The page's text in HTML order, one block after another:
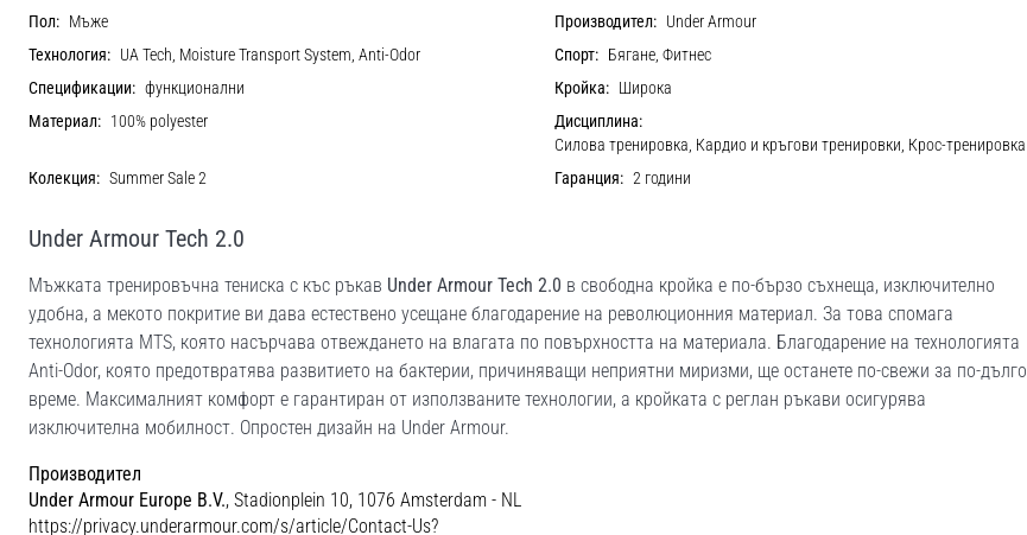
Пол: Мъже Производител: Under Armour
Технология: UA Tech, Moisture Transport System, Anti-Odor Спорт: Бягане, Фитнес
Спецификации: функционални Кройка: Широка
Материал: 100% polyester
Дисциплина:
Силова тренировка, Кардио и кръгови тренировки, Крос-тренировка
Колекция: Summer Sale 2 Гаранция: 2 години
Under Armour Tech 2.0
Мъжката тренировъчна тениска с къс ръкав Under Armour Tech 2.0 в свободна кройка е по-бързо съхнеща, изключително
удобна, а мекото покритие ви дава естествено усещане благодарение на революционния материал. За това спомага
технологията MTS, която насърчава отвеждането на влагата по повърхността на материала. Благодарение на технологията
Anti-Odor, която предотвратява развитието на бактерии, причиняващи неприятни миризми, ще останете по-свежи за по-дълго
време. Максималният комфорт е гарантиран от използваните технологии, а кройката с реглан ръкави осигурява
изключителна мобилност. Опростен дизайн на Under Armour.
Производител
Under Armour Europe B.V., Stadionplein 10, 1076 Amsterdam - NL
https://privacy.underarmour.com/s/article/Contact-Us?